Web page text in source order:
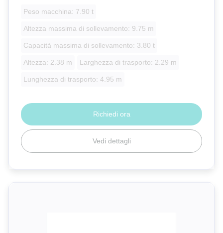
Peso macchina: 7.90 t
Altezza massima di sollevamento: 9.75 m
Capacità massima di sollevamento: 3.80 t
Altezza: 2.38 m Larghezza di trasporto: 2.29 m
Lunghezza di trasporto: 4.95 m
Vedi dettagli
Richiedi ora